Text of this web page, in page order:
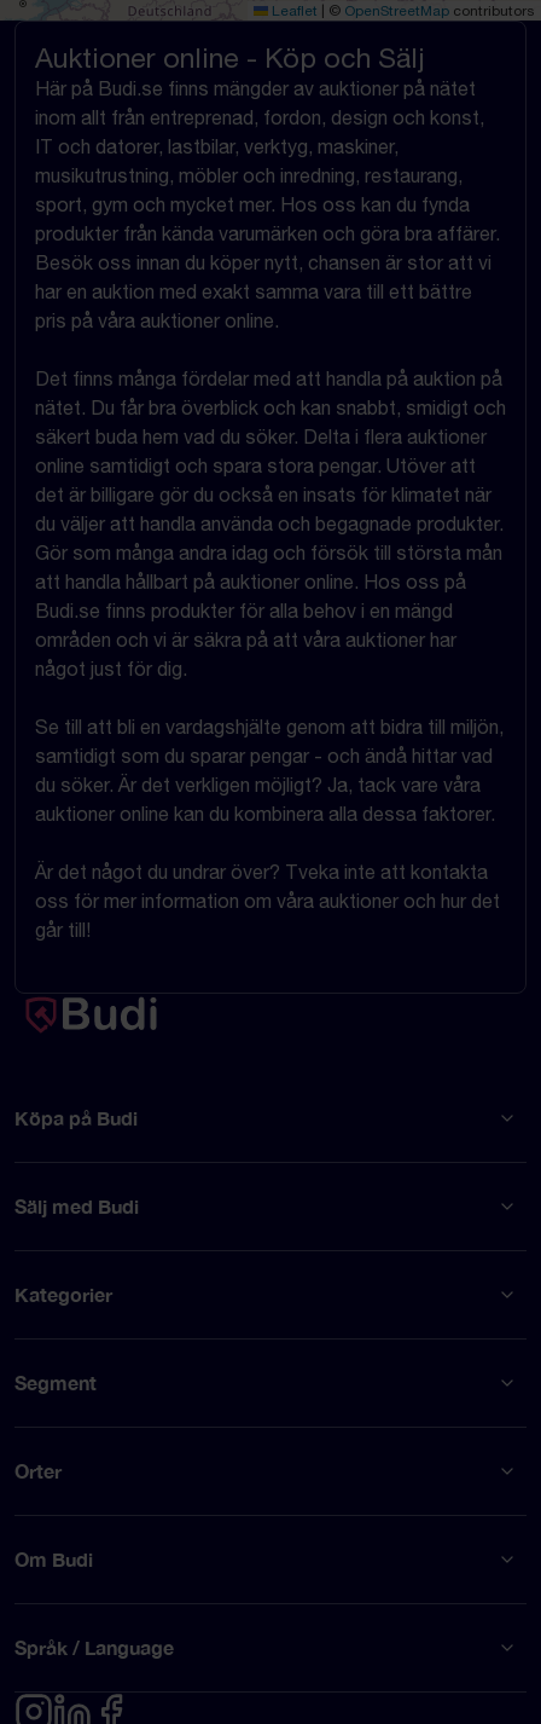
Leaflet © OpenStreetMap contributors
Auktioner online - Köp och Sälj
Här på Budi.se finns mängder av auktioner på nätet
inom allt från entreprenad, fordon, design och konst,
IT och datorer, lastbilar, verktyg, maskiner,
musikutrustning, möbler och inredning, restaurang,
sport, gym och mycket mer. Hos oss kan du fynda
produkter från kända varumärken och göra bra affärer.
Besök oss innan du köper nytt, chansen är stor att vi
har en auktion med exakt samma vara till ett bättre
pris på våra auktioner online.
Det finns många fördelar med att handla på auktion på
nätet. Du får bra överblick och kan snabbt, smidigt och
säkert buda hem vad du söker. Delta i flera auktioner
online samtidigt och spara stora pengar. Utöver att
det är billigare gör du också en insats för klimatet när
du väljer att handla använda och begagnade produkter.
Gör som många andra idag och försök till största mån
att handla hållbart på auktioner online. Hos oss på
Budi.se finns produkter för alla behov i en mängd
områden och vi är säkra på att våra auktioner har
något just för dig.
Se till att bli en vardagshjälte genom att bidra till miljön,
samtidigt som du sparar pengar - och ändå hittar vad
du söker. Är det verkligen möjligt? Ja, tack vare våra
auktioner online kan du kombinera alla dessa faktorer.
Är det något du undrar över? Tveka inte att kontakta
oss för mer information om våra auktioner och hur det
går till!
Köpa på Budi
Sälj med Budi
Kategorier
Segment
Orter
Om Budi
Språk / Language